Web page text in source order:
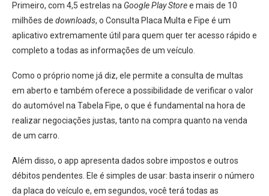
Primeiro, com 4,5 estrelas na Google Play Storee mais de 10
milhões de downloads, o Consulta Placa Multa e Fipe é um
aplicativo extremamente útil para quem quer ter acesso rápido e
completo a todas as informações de um veículo.
Como o próprio nome já diz, ele permite a consulta de multas
em aberto e também oferece a possibilidade de verificar o valor
do automóvel na Tabela Fipe, o que é fundamental na hora de
realizar negociações justas, tanto na compra quanto na venda
de um carro.
Além disso, o app apresenta dados sobre impostos e outros
débitos pendentes. Ele é simples de usar: basta inserir o número
da placa do veículo e, em segundos, você terá todas as